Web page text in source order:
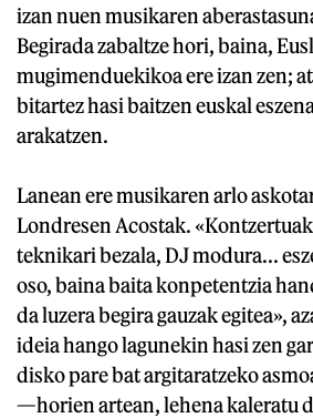
izan nuen musikaren
Begirada zabaltze hori, baina,
mugimenduekikoa ere izan zen;
bitartez hasi baitzen euskal
arakatzen.
Lanean ere musikaren arlo
Londresen Acostak.
teknikari bezala, DJ modura...
oso, baina baita konpetentzia
da luzera begira gauzak egitea»,
ideia hango lagunekin hasi zen
disko pare bat argitaratzeko
—horien artean, lehena kaleratu